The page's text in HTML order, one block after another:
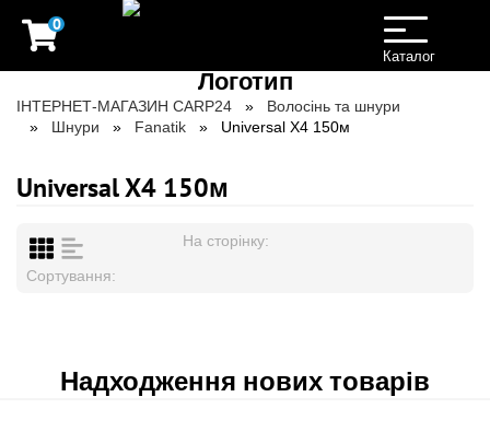
0
Toggle
navigation
Каталог
ІНТЕРНЕТ-МАГАЗИН CARP24
Волосінь та шнури
Шнури
Fanatik Universal X4 150м
Universal X4 150м
На сторінку:
Сортування:
Надходження нових товарів